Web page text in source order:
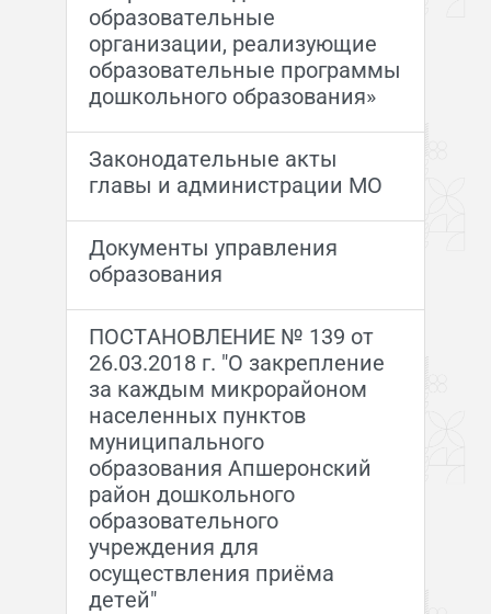
образовательные
организации, реализующие
образовательные программы
дошкольного образования»
Законодательные акты
главы и администрации МО
Документы управления
образования
ПОСТАНОВЛЕНИЕ № 139 от
26.03.2018 г. "О закрепление
за каждым микрорайоном
населенных пунктов
муниципального
образования Апшеронский
район дошкольного
образовательного
учреждения для
осуществления приёма
детей"